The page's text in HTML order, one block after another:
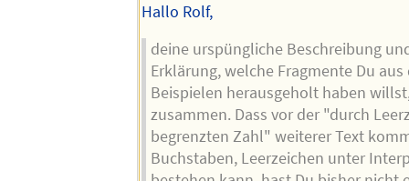
Hallo Rolf,
deine urspüngliche Beschreibung
Erklärung, welche Fragmente Du aus
Beispielen herausgeholt haben
zusammen. Dass vor der "durch
begrenzten Zahl" weiterer Text
Buchstaben, Leerzeichen unter